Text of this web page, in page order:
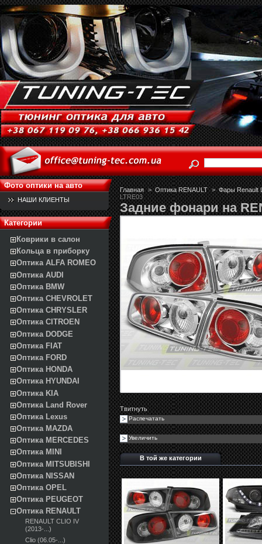
Фото оптики на авто
НАШИ КЛИЕНТЫ
Категории
Коврики в салон
Кольца в приборку
Оптика ALFA ROMEO
Оптика AUDI
Оптика BMW
Оптика CHEVROLET
Оптика CHRYSLER
Оптика CITROEN
Оптика DODGE
Оптика FIAT
Оптика FORD
Оптика HONDA
Оптика HYUNDAI
Оптика KIA
Оптика Land Rover
Оптика Lexus
Оптика MAZDA
Оптика MERCEDES
Оптика MINI
Оптика MITSUBISHI
Оптика NISSAN
Оптика OPEL
Оптика PEUGEOT
Оптика RENAULT
RENAULT CLIO IV
(2013-...)
Clio (06.05-...)
Главная > Оптика RENAULT > Фары Renault
LTRE03
Задние фонари на
Твитнуть
Распечатать
Увеличить
В той же категории